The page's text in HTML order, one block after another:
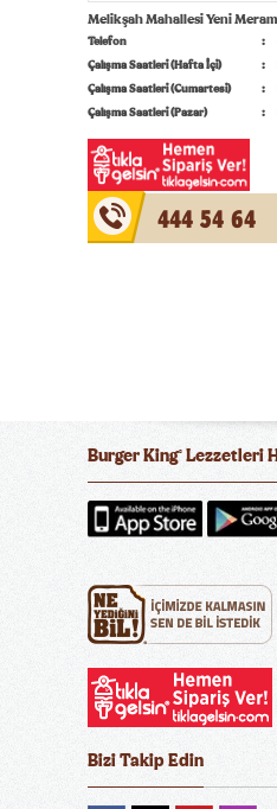
Melikşah Mahallesi Yeni
Telefon
Çalışma Saatleri (Hafta İçi)
Çalışma Saatleri (Cumartesi)
Çalışma Saatleri (Pazar)
444 54 64
Burger King® Lezzetleri
Bizi Takip Edin